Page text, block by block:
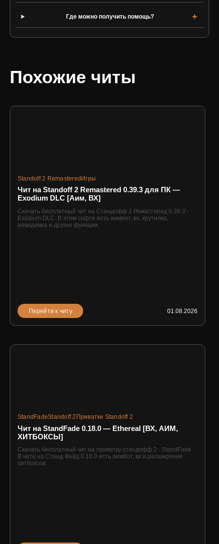
Где можно получить помощь?
Похожие читы
Standoff 2 RemasteredИгры
Чит на Standoff 2 Remastered 0.39.3 для ПК —
Exodium DLC [Аим, ВХ]
Скачать бесплатный чит на Стандофф 2 Ремастеред 0.39.3 -
Exodium DLC. В этом софте есть аимбот, вх, крутилка,
невидимка и другие функции.
Перейти к читу 01.08.2026
StandFadeStandoff 2 Приватки Standoff 2
Чит на StandFade 0.18.0 — Ethereal [ВХ, АИМ,
ХИТБОКСЫ]
Скачать бесплатный чит на приватку стандофф 2 - StandFade.
В чите на Стенд Фейд 0.18.0 есть аимбот, вх и расширение
хитбоксов.